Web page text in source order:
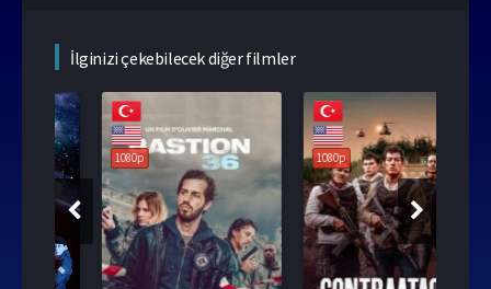
İlginizi çekebilecek diğer filmler
1080p 1080p